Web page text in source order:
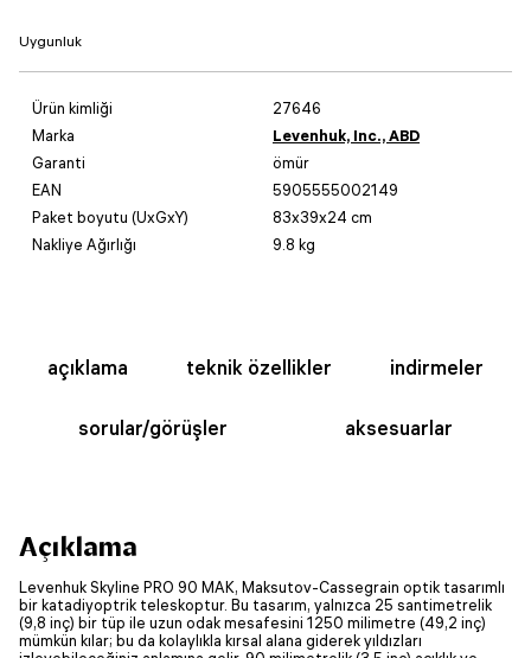
Uygunluk
Ürün kimliği
27646
Marka
Levenhuk, Inc., ABD
Garanti
ömür
EAN
5905555002149
Paket boyutu (UxGxY)
83x39x24 cm
Nakliye Ağırlığı
9.8 kg
açıklama teknik özellikler indirmeler
sorular/görüşler aksesuarlar
Açıklama
Levenhuk Skyline PRO 90 MAK, Maksutov-Cassegrain optik tasarımlı
bir katadiyoptrik teleskoptur. Bu tasarım, yalnızca 25 santimetrelik
(9,8 inç) bir tüp ile uzun odak mesafesini 1250 milimetre (49,2 inç)
mümkün kılar; bu da kolaylıkla kırsal alana giderek yıldızları